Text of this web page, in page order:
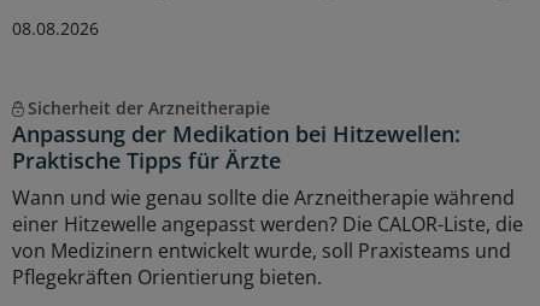
08.08.2026
Sicherheit der Arzneitherapie
Anpassung der Medikation bei Hitzewellen:
Praktische Tipps für Ärzte
Wann und wie genau sollte die Arzneitherapie während
einer Hitzewelle angepasst werden? Die CALOR-Liste, die
von Medizinern entwickelt wurde, soll Praxisteams und
Pflegekräften Orientierung bieten.